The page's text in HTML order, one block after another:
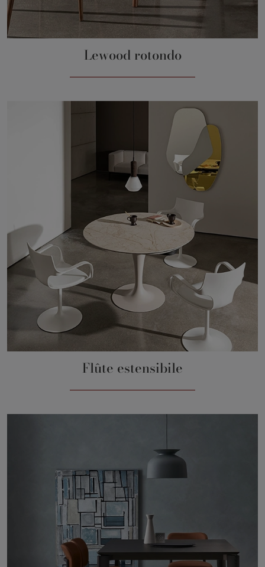
Lewood rotondo
Flûte estensibile